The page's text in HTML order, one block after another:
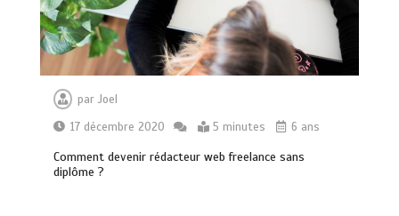
parJoel
17 décembre 2020
5 minutes 6 ans
Comment devenir rédacteur web freelance sans
diplôme ?